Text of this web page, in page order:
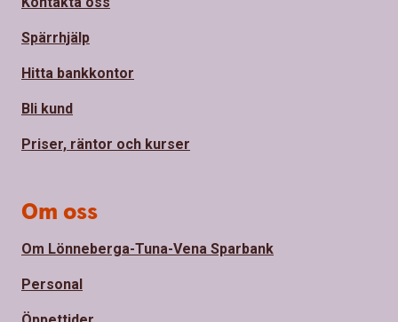
Spärrhjälp
Hitta bankkontor
Bli kund
Priser, räntor och kurser
Om oss
Om Lönneberga-Tuna-Vena Sparbank
Personal